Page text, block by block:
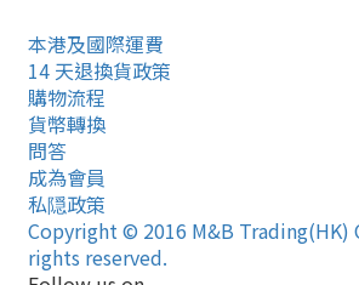
本港及國際運費
14 天退換貨政策
購物流程
貨幣轉換
問答
成為會員
私隠政策
Copyright © 2016 M&B Trading(HK)
rights reserved.